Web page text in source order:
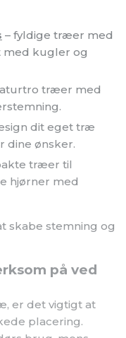
– fyldige træer med
med kugler og
træer med
dit eget træ
dine ønsker.
træer til
hjørner med
skabe stemning og
på ved
er det vigtigt at
placering.